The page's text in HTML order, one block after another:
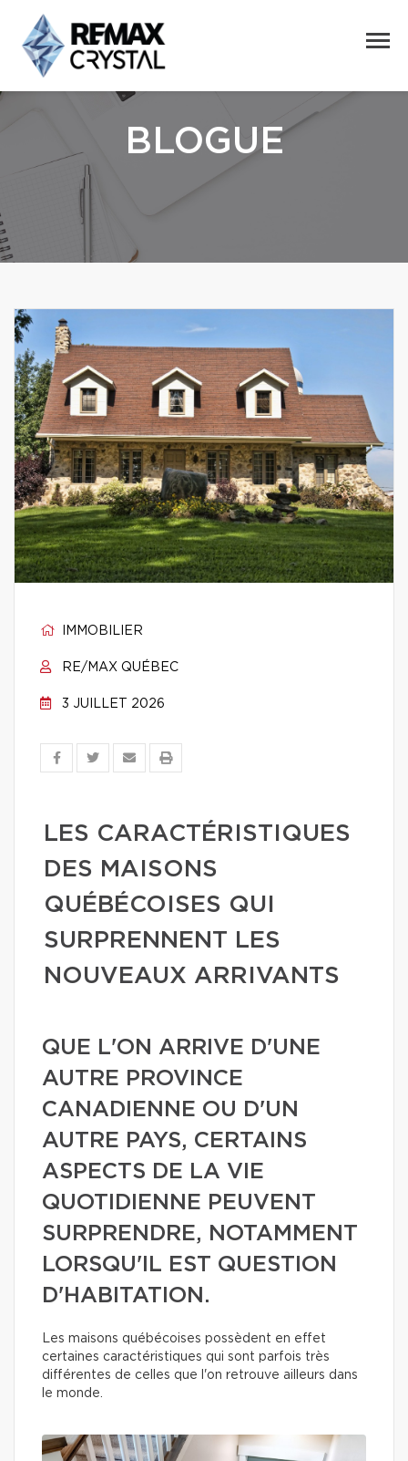
BLOGUE
IMMOBILIER
RE/MAX QUÉBEC
3 JUILLET 2026
LES CARACTÉRISTIQUES
DES MAISONS
QUÉBÉCOISES QUI
SURPRENNENT LES
NOUVEAUX ARRIVANTS
QUE L'ON ARRIVE D'UNE
AUTRE PROVINCE
CANADIENNE OU D'UN
AUTRE PAYS, CERTAINS
ASPECTS DE LA VIE
QUOTIDIENNE PEUVENT
SURPRENDRE, NOTAMMENT
LORSQU'IL EST QUESTION
D'HABITATION.
Les maisons québécoises possèdent en effet
certaines caractéristiques qui sont parfois très
différentes de celles que l'on retrouve ailleurs dans
le monde.